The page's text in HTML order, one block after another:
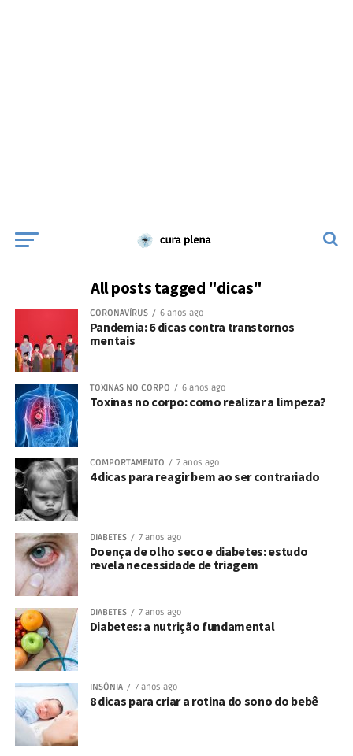
All posts tagged "dicas"
CORONAVÍRUS 6 anos ago
Pandemia: 6 dicas contra transtornos
mentais
TOXINAS NO CORPO 6 anos ago
Toxinas no corpo: como realizar a limpeza?
COMPORTAMENTO 7 anos ago
4 dicas para reagir bem ao ser contrariado
DIABETES 7 anos ago
Doença de olho seco e diabetes: estudo
revela necessidade de triagem
DIABETES 7 anos ago
Diabetes: a nutrição fundamental
INSÔNIA 7 anos ago
8 dicas para criar a rotina do sono do bebê